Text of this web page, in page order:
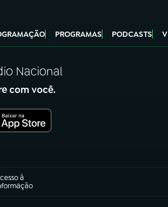
PROGRAMAS PODCASTS
Nacional
com você.
à